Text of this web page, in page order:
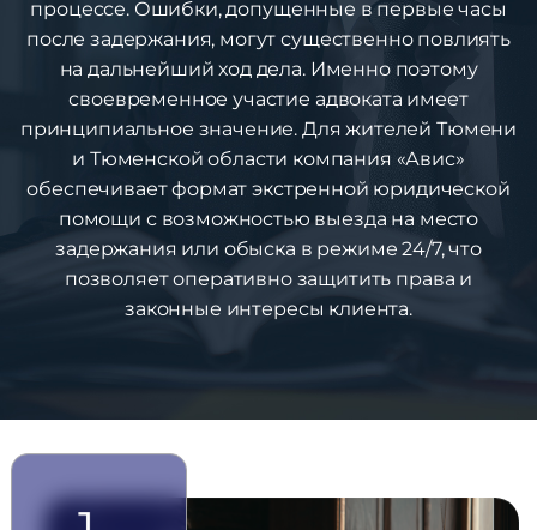
процессе. Ошибки, допущенные в первые часы
после задержания, могут существенно повлиять
на дальнейший ход дела. Именно поэтому
своевременное участие адвоката имеет
принципиальное значение. Для жителей Тюмени
и Тюменской области компания «Авис»
обеспечивает формат экстренной юридической
помощи с возможностью выезда на место
задержания или обыска в режиме 24/7, что
позволяет оперативно защитить права и
законные интересы клиента.